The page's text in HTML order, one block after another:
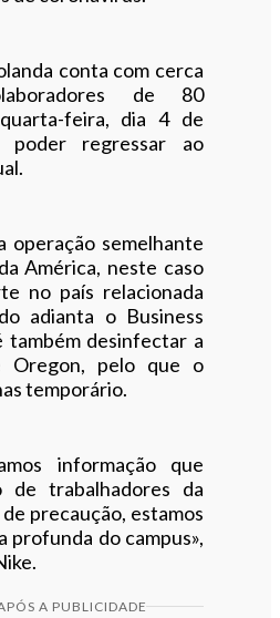
conta com cerca
de 80
feira, dia 4 de
poder regressar ao
operação semelhante
América, neste caso
no país relacionada
adianta o Business
também desinfectar a
Oregon, pelo que o
temporário.
informação que
de trabalhadores da
precaução, estamos
profunda do campus»,
A PUBLICIDADE